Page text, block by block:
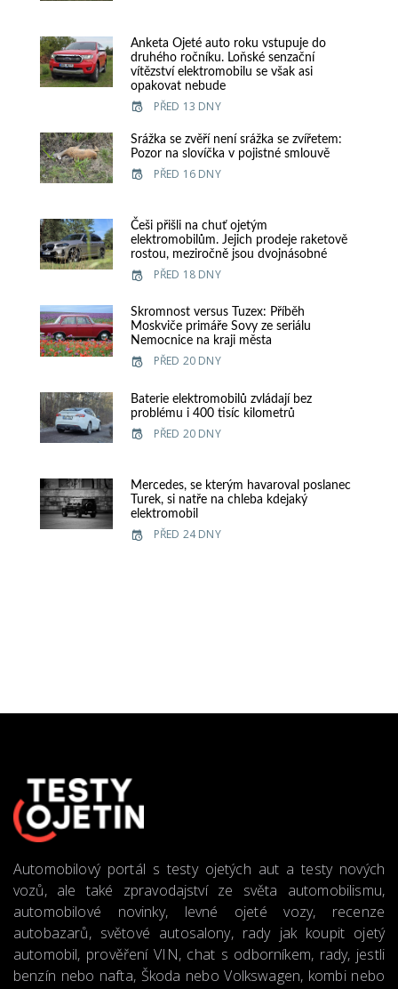
Anketa Ojeté auto roku vstupuje do
druhého ročníku. Loňské senzační
vítězství elektromobilu se však asi
opakovat nebude
PŘED 13 DNY
Srážka se zvěří není srážka se zvířetem:
Pozor na slovíčka v pojistné smlouvě
PŘED 16 DNY
Češi přišli na chuť ojetým
elektromobilům. Jejich prodeje raketově
rostou, meziročně jsou dvojnásobné
PŘED 18 DNY
Skromnost versus Tuzex: Příběh
Moskviče primáře Sovy ze seriálu
Nemocnice na kraji města
PŘED 20 DNY
Baterie elektromobilů zvládají bez
problému i 400 tisíc kilometrů
PŘED 20 DNY
Mercedes, se kterým havaroval poslanec
Turek, si natře na chleba kdejaký
elektromobil
PŘED 24 DNY
Automobilový portál s testy ojetých aut a testy nových
vozů, ale také zpravodajství ze světa automobilismu,
automobilové novinky, levné ojeté vozy, recenze
autobazarů, světové autosalony, rady jak koupit ojetý
automobil, prověření VIN, chat s odborníkem, rady, jestli
benzín nebo nafta, Škoda nebo Volkswagen, kombi nebo